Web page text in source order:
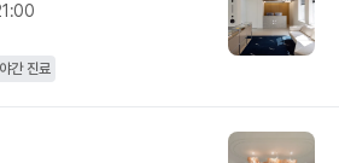
야간 진료